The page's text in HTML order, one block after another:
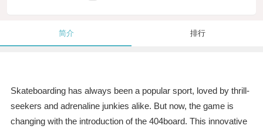
简介 排行
Skateboarding has always been a popular sport, loved by thrill-
seekers and adrenaline junkies alike. But now, the game is
changing with the introduction of the 404board. This innovative